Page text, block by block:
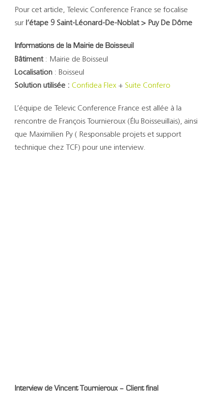
Pour cet article, Televic Conference France se focalise
sur l’étape 9 Saint-Léonard-De-Noblat > Puy De Dôme
Informations de la Mairie de Boisseuil
Bâtiment: Mairie de Boisseul
Localisation: Boisseul
Solution utilisée : Confidea Flex+ Suite Confero
L’équipe de Televic Conference France est allée à la
rencontre de François Tournieroux (Élu Boisseuillais), ainsi
que Maximilien Py ( Responsable projets et support
technique chez TCF) pour une interview.
Interview de Vincent Tournieroux – Client final